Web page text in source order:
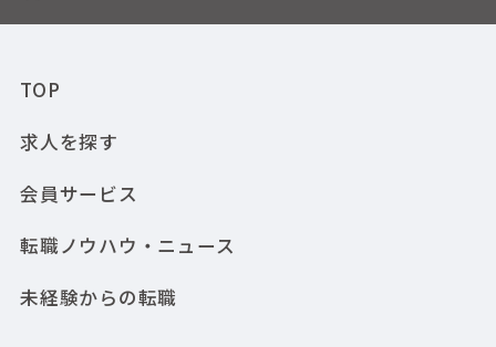
TOP
求人を探す
会員サービス
転職ノウハウ・ニュース
未経験からの転職